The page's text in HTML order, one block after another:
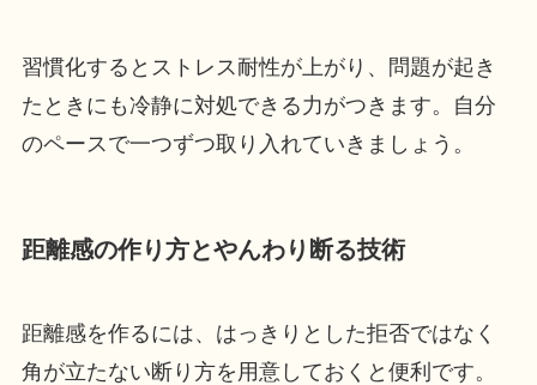
習慣化するとストレス耐性が上がり、問題が起き
たときにも冷静に対処できる力がつきます。自分
のペースで一つずつ取り入れていきましょう。
距離感の作り方とやんわり断る技術
距離感を作るには、はっきりとした拒否ではなく
角が立たない断り方を用意しておくと便利です。